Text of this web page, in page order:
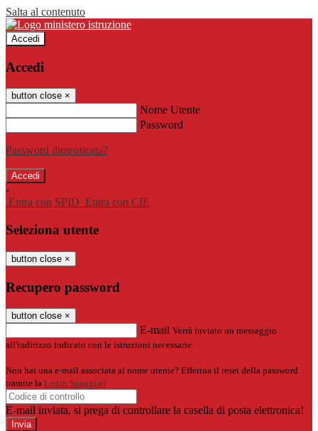
Salta al contenuto
Accedi
Accedi
button close ×
Nome Utente
Password
Password dimenticata?
-
Entra con SPID Entra con CIE
Seleziona utente
button close ×
Recupero password
button close ×
E-mail Verrà inviato un messaggio
all'indirizzo indicato con le istruzioni necessarie.
Non hai una e-mail associata al nome utente? Effettua il reset della password
tramite la Login Spaggiari
E-mail inviata, si prega di controllare la casella di posta elettronica!